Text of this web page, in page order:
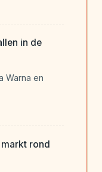
in de
Warna en
rond